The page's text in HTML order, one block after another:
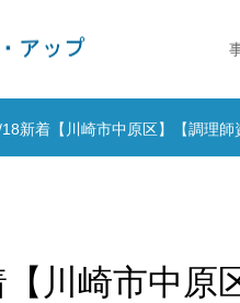
新着【川崎市中原区】【調理師
川崎市中原